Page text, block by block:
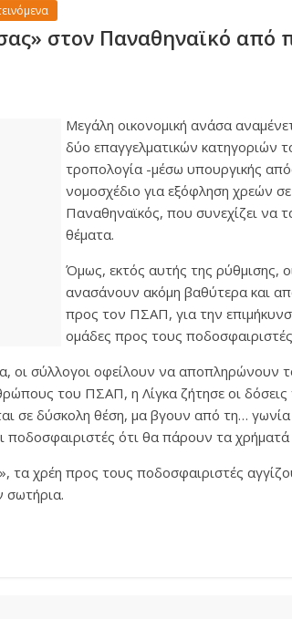
στον Παναθηναϊκό από
Μεγάλη οικονομική ανάσα
δύο επαγγελματικών κατηγοριών
τροπολογία -μέσω υπουργικής
νομοσχέδιο για εξόφληση χρεών
Παναθηναϊκός, που συνεχίζει να
θέματα.
Όμως, εκτός αυτής της ρύθμισης,
ανασάνουν ακόμη βαθύτερα και
προς τον ΠΣΑΠ, για την
ομάδες προς τους
οι σύλλογοι οφείλουν να αποπληρώνουν
του ΠΣΑΠ, η Λίγκα ζήτησε οι
σε δύσκολη θέση, μα βγουν από τη…
ποδοσφαιριστές ότι θα πάρουν τα
χρέη προς τους ποδοσφαιριστές
σωτήρια.